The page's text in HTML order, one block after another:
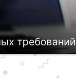
практически